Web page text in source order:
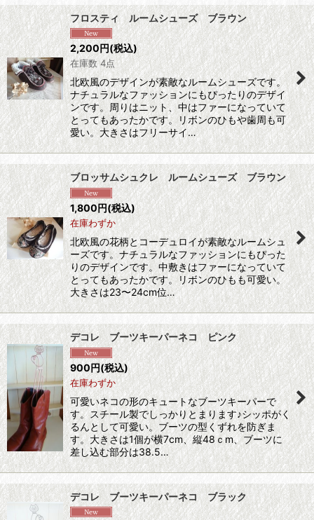
フロスティ ルームシューズ ブラウン
2,200円(税込)
在庫数 4点
北欧風のデザインが素敵なルームシューズです。
ナチュラルなファッションにもぴったりのデザイ
ンです。周りはニット、中はファーになっていて
とってもあったかです。リボンのひもや歯周も可
愛い。大きさはフリーサイ…
ブロッサムシュクレ ルームシューズ ブラウン
1,800円(税込)
在庫わずか
北欧風の花柄とコーデュロイが素敵なルームシュ
ーズです。ナチュラルなファッションにもぴった
りのデザインです。中敷きはファーになっていて
とってもあったかです。リボンのひもも可愛い。
大きさは23〜24cm位…
デコレ ブーツキーパーネコ ピンク
900円(税込)
在庫わずか
可愛いネコの形のキュートなブーツキーパーで
す。スチール製でしっかりとまります♪シッポがく
るんとして可愛い。ブーツの型くずれを防ぎま
す。大きさは1個が横7cm、縦48ｃm、ブーツに
差し込む部分は38.5…
デコレ ブーツキーパーネコ ブラック